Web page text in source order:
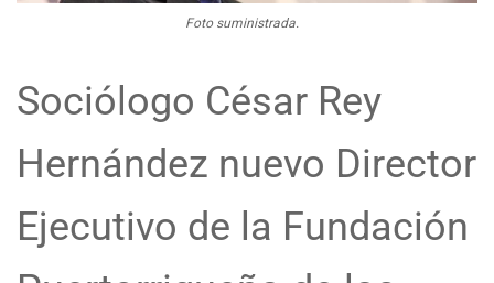
Foto suministrada.
Sociólogo César Rey
Hernández nuevo Director
Ejecutivo de la Fundación